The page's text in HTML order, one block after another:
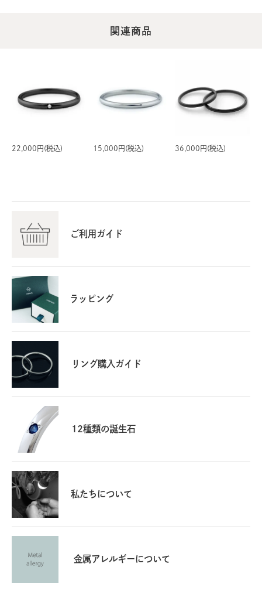
際の参考とさせていただきます。
今後とも、ご期待に添える商品とサービスをお届けでき
とまと / 男性 2025/08/11 10:02:04
ラーに惹かれこちらを選びました。チタンリングは想像し
ている感覚がないほどに快適です。末永く大切にしたいと
思います。
この度は当店をご利用いただき、また商品レビューをお
寄せいただき誠にありがとうございます。
けたこと、大変光栄に思います。
チタンならではの軽やかさと、1.5mm幅の繊細なデザ
インが、お客様にとって快適な着け心地となったことを
これからもお客様にご満足いただける商品をご提供でき
ますよう、より一層の努力を重ねて参りますので、機会
がございましたら、是非また当店をご利用いただければ
幸いです。
2025/08/19 14:01:09
カチカチ / 女性 2024/06/17 06:02:57
金属アレルギーもあり、黒くて細めのチタンリングを探し
ていたところ、こちらのリングを見つけ、購入しました。
色味もデザインもとても好みで、内側に刻印もしていただ
関連商品
22,000円(税込) 15,000円(税込) 36,000円(税込)
ご利用ガイド
ラッピング
リング購入ガイド
12種類の誕生石
私たちについて
金属アレルギーについて